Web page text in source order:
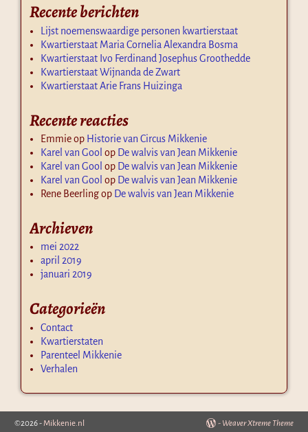
Recente berichten
Lijst noemenswaardige personen kwartierstaat
Kwartierstaat Maria Cornelia Alexandra Bosma
Kwartierstaat Ivo Ferdinand Josephus Groothedde
Kwartierstaat Wijnanda de Zwart
Kwartierstaat Arie Frans Huizinga
Recente reacties
Emmieop Historie van Circus Mikkenie
Karel van Gool op De walvis van Jean Mikkenie
Karel van Gool op De walvis van Jean Mikkenie
Karel van Gool op De walvis van Jean Mikkenie
Rene Beerlingop De walvis van Jean Mikkenie
Archieven
mei 2022
april 2019
januari 2019
Categorieën
Contact
Kwartierstaten
Parenteel Mikkenie
Verhalen
©2026 -Mikkenie.nl - Weaver Xtreme Theme